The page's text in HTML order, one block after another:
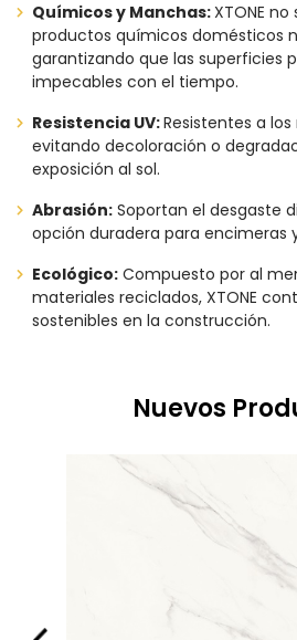
Químicos y Manchas:XTONE
productos químicos domésticos
garantizando que las superficies
impecables con el tiempo.
Resistencia UV:Resistentes a
evitando decoloración o
exposición al sol.
Abrasión: Soportan el desgaste
opción duradera para encimeras
Ecológico: Compuesto por al
materiales reciclados, XTONE
sostenibles en la construcción.
Nuevos